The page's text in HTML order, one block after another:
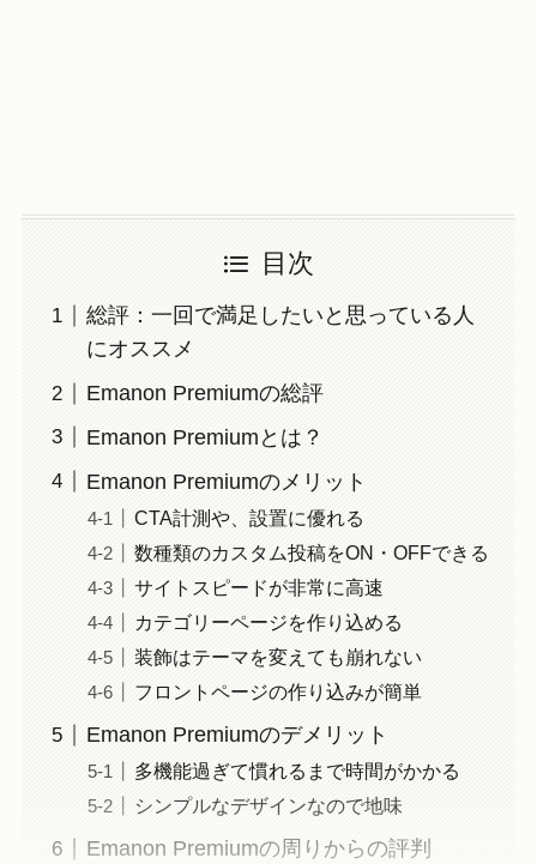
目次
総評：一回で満足したいと思っている人
にオススメ
Emanon Premiumの総評
Emanon Premiumとは？
Emanon Premiumのメリット
CTA計測や、設置に優れる
数種類のカスタム投稿をON・OFFできる
サイトスピードが非常に高速
カテゴリーページを作り込める
装飾はテーマを変えても崩れない
フロントページの作り込みが簡単
Emanon Premiumのデメリット
多機能過ぎて慣れるまで時間がかかる
シンプルなデザインなので地味
Emanon Premiumの周りからの評判